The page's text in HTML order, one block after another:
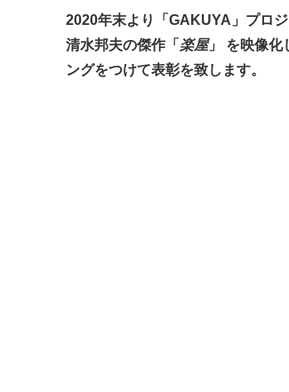
2020年末より「GAKUYA」プロジ
清水邦夫の傑作「 楽屋」 を映像化
ングをつけて表彰を致します。